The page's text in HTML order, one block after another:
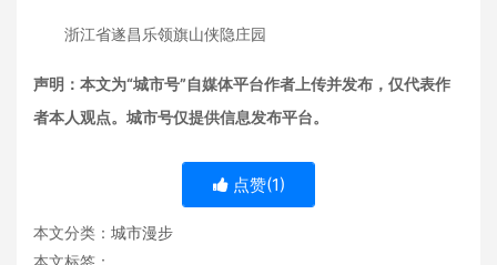
浙江省遂昌乐领旗山侠隐庄园
声明：本文为“城市号”自媒体平台作者上传并发布，仅代表作
者本人观点。城市号仅提供信息发布平台。
点赞(1)
本文分类： 城市漫步
本文标签：